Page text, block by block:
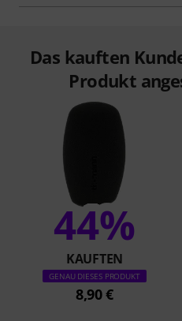
Das kauften
Produkt
44%
KAUFTEN
GENAU DIESES PRODUKT
8,90 €